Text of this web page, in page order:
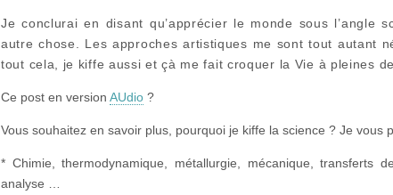
Je conclurai en disant qu’apprécier le monde sous l’angle
autre chose. Les approches artistiques me sont tout autant
tout cela, je kiffe aussi et çà me fait croquer la Vie à pleines
Ce post en version AUdio ?
Vous souhaitez en savoir plus, pourquoi je kiffe la science ? Je vous
* Chimie, thermodynamique, métallurgie, mécanique, transferts
analyse …